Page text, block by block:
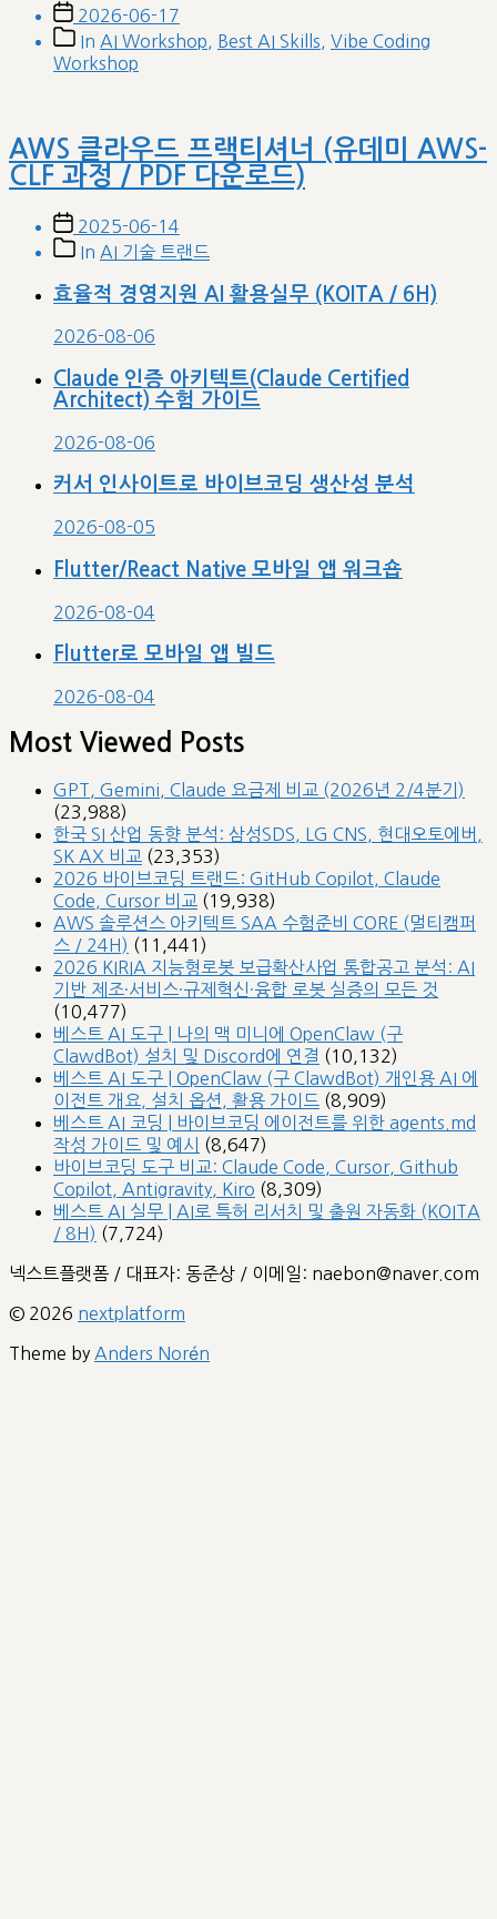
Post
date
2026-06-17
Post
categories
In AI Workshop Best AI Skills
Vibe Coding
Workshop
AWS 클라우드 프랙티셔너 (유데미 AWS-
CLF 과정 / PDF 다운로드)
Post
date
2025-06-14
PostIn AI 기술 트랜드
효율적 경영지원 AI 활용실무 (KOITA / 6H)
2026-08-06
Claude 인증 아키텍트(Claude Certified
Architect) 수험 가이드
2026-08-06
커서 인사이트로 바이브코딩 생산성 분석
2026-08-05
Flutter/React Native 모바일 앱 워크숍
2026-08-04
Flutter로 모바일 앱 빌드
2026-08-04
Most Viewed Posts
GPT, Gemini, Claude 요금제 비교 (2026년 2/4분기)
(23,988)
한국 SI 산업 동향 분석: 삼성SDS, LG CNS, 현대오토에버,
SK AX 비교 (23,353)
2026 바이브코딩 트랜드: GitHub Copilot, Claude
Code, Cursor 비교 (19,938)
AWS 솔루션스 아키텍트 SAA 수험준비 CORE (멀티캠퍼
스 / 24H) (11,441)
2026 KIRIA 지능형로봇 보급확산사업 통합공고 분석: AI
기반 제조·서비스·규제혁신·융합 로봇 실증의 모든 것
(10,477)
베스트 AI 도구 | 나의 맥 미니에 OpenClaw (구
ClawdBot) 설치 및 Discord에 연결 (10,132)
베스트 AI 도구 | OpenClaw (구 ClawdBot) 개인용 AI 에
이전트 개요, 설치 옵션, 활용 가이드 (8,909)
베스트 AI 코딩 | 바이브코딩 에이전트를 위한 agents.md
작성 가이드 및 예시
(8,647)
바이브코딩 도구 비교: Claude Code, Cursor, Github
Copilot, Antigravity, Kiro (8,309)
베스트 AI 실무 | AI로 특허 리서치 및 출원 자동화 (KOITA
/ 8H) (7,724)
넥스트플랫폼 / 대표자: 동준상 / 이메일: naebon@naver.com
© 2026 nextplatform
Theme by Anders Norén